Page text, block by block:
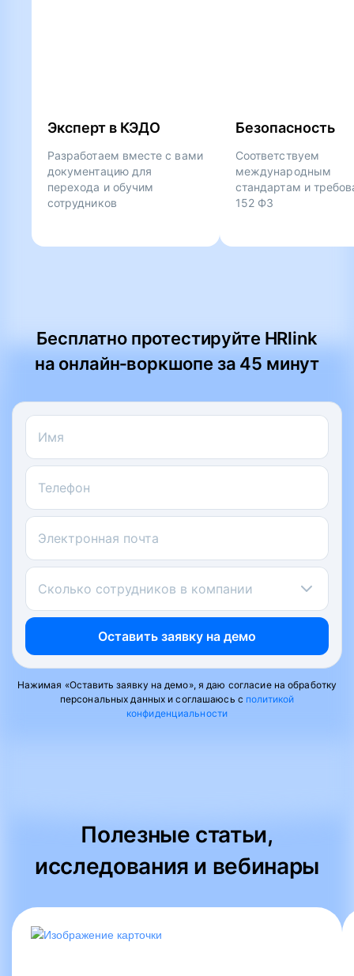
Эксперт в КЭДО
Разработаем вместе с вами
документацию для
перехода и обучим
сотрудников
Безопасность
Соответствуем
международным
стандартам и
152 ФЗ
Бесплатно протестируйте HRlink
на онлайн‑воркшопе за 45 минут
Имя
Телефон
Электронная почта
Сколько сотрудников в компании
Оставить заявку на демо
Нажимая «Оставить заявку на демо», я даю согласие на обработку
персональных данных и соглашаюсь с политикой
конфиденциальности
Полезные статьи,
исследования и вебинары